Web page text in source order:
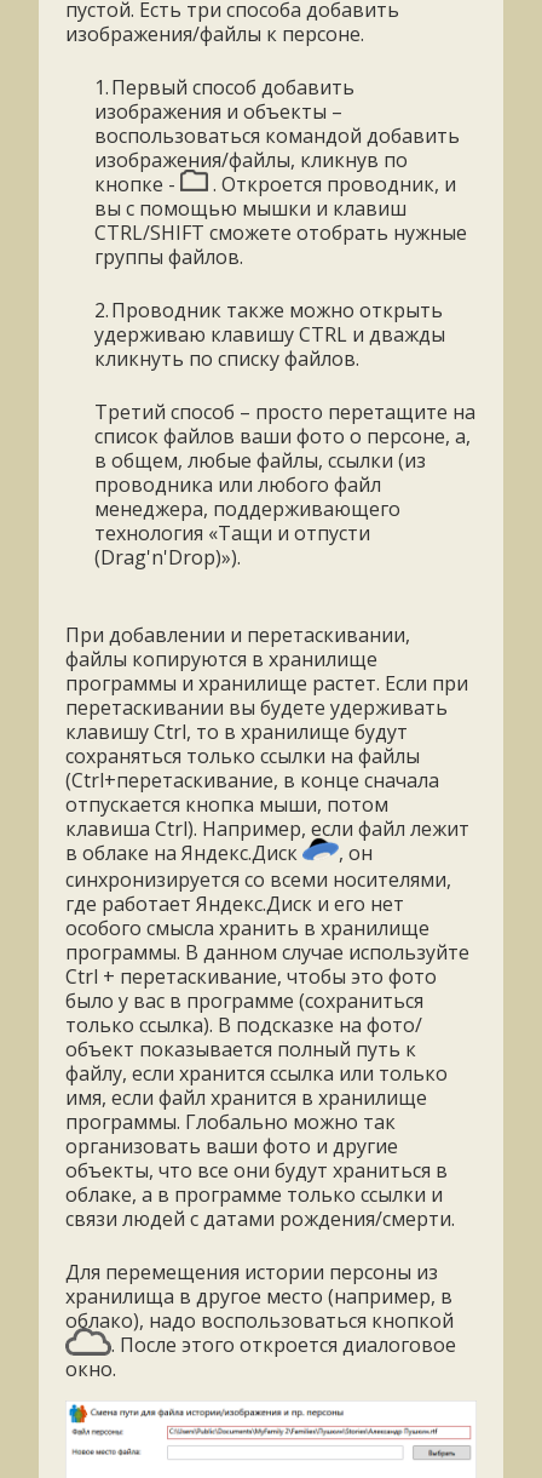
пустой. Есть три способа добавить
изображения/файлы к персоне.
1.Первый способ добавить
изображения и объекты –
воспользоваться командой добавить
изображения/файлы, кликнув по
кнопке -
. Откроется проводник, и
вы с помощью мышки и клавиш
CTRL/SHIFT сможете отобрать нужные
группы файлов.
2.Проводник также можно открыть
удерживаю клавишу CTRL и дважды
кликнуть по списку файлов.
Третий способ – просто перетащите на
список файлов ваши фото о персоне, а,
в общем, любые файлы, ссылки (из
проводника или любого файл
менеджера, поддерживающего
технология «Тащи и отпусти
(Drag'n'Drop)»).
При добавлении и перетаскивании,
файлы копируются в хранилище
программы и хранилище растет. Если при
перетаскивании вы будете удерживать
клавишу Ctrl, то в хранилище будут
сохраняться только ссылки на файлы
(Ctrl+перетаскивание, в конце сначала
отпускается кнопка мыши, потом
клавиша Ctrl). Например, если файл лежит
в облаке на Яндекс.Диск
, он
синхронизируется со всеми носителями,
где работает Яндекс.Диск и его нет
особого смысла хранить в хранилище
программы. В данном случае используйте
Ctrl + перетаскивание, чтобы это фото
было у вас в программе (сохраниться
только ссылка). В подсказке на фото/
объект показывается полный путь к
файлу, если хранится ссылка или только
имя, если файл хранится в хранилище
программы. Глобально можно так
организовать ваши фото и другие
объекты, что все они будут храниться в
облаке, а в программе только ссылки и
связи людей с датами рождения/смерти.
Для перемещения истории персоны из
хранилища в другое место (например, в
облако), надо воспользоваться кнопкой
. После этого откроется диалоговое
окно.